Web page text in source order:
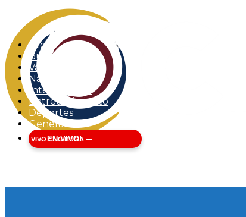
Inicio
Buga
Valle del Cauca
Nacional
Internacional
Entretenimiento
Deportes
General
EN VIVO!